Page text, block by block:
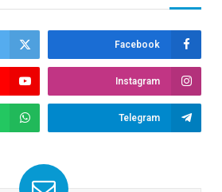
Facebook
Instagram
Telegram